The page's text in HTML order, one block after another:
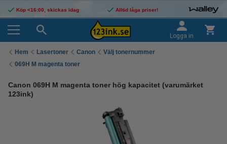
Köp <16:00, skickas idag Alltid låga priser!
Logga in
Hem Lasertoner Canon
Välj tonernummer
069H M magenta toner
Canon 069H M magenta toner hög kapacitet (varumärket
123ink)